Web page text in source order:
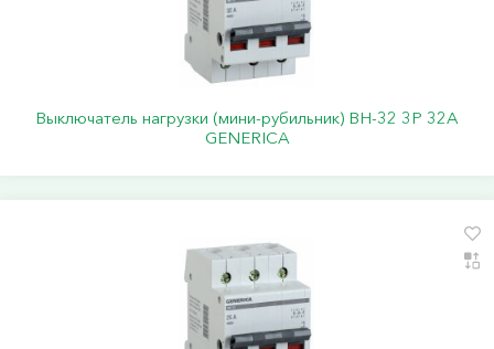
Выключатель нагрузки (мини-рубильник) ВН-32 3Р 32А
GENERICA